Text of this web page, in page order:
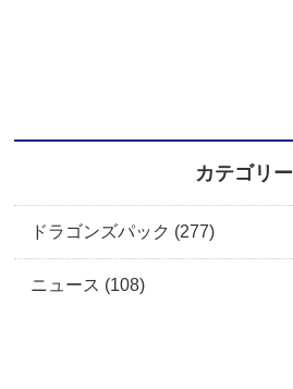
カテゴリー
ドラゴンズパック (277)
ニュース (108)